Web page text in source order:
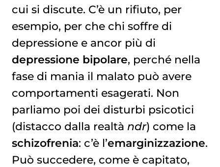
cui si discute. C’è un rifiuto, per
esempio, per che chi soffre di
depressione e ancor più di
depressione bipolare, perché nella
fase di mania il malato può avere
comportamenti esagerati. Non
parliamo poi dei disturbi psicotici
(distacco dalla realtà ndr) come la
schizofrenia: c’è l’emarginizzazione.
Può succedere, come è capitato,